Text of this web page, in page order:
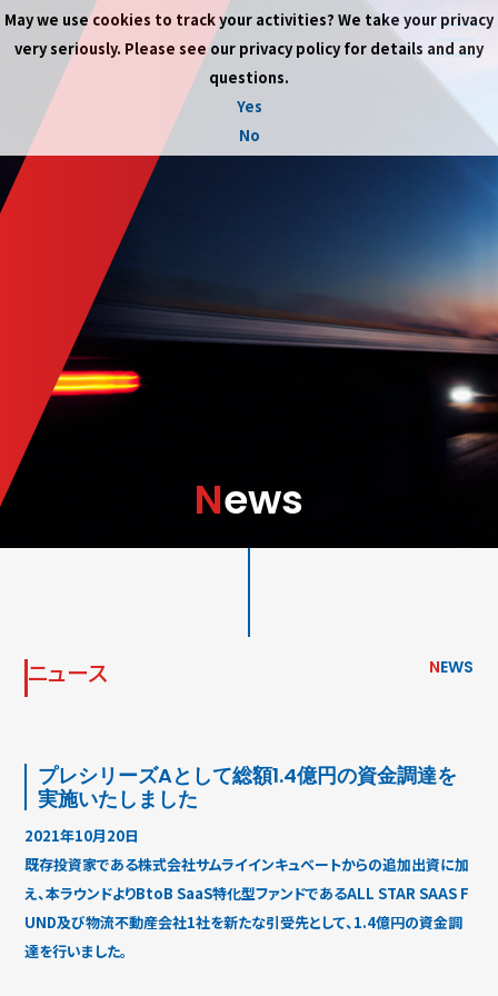
News
ニュース NEWS
プレシリーズAとして総額1.4億円の資金調達を
実施いたしました
2021年10月20日
既存投資家である株式会社サムライインキュベートからの追加出資に加
え、本ラウンドよりBtoB SaaS特化型ファンドであるALL STAR SAAS F
UND及び物流不動産会社1社を新たな引受先として、1.4億円の資金調
達を行いました。
May we use cookies to track your activities? We take your privacy
very seriously. Please see our privacy policy for details and any
questions.
Yes
No